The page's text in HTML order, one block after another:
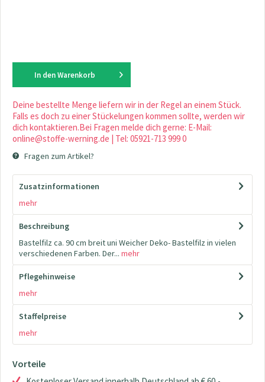
In den Warenkorb
Deine bestellte Menge liefern wir in der Regel an einem Stück.
Falls es doch zu einer Stückelungen kommen sollte, werden wir
dich kontaktieren.Bei Fragen melde dich gerne: E-Mail:
online@stoffe-werning.de | Tel: 05921-713 999 0
Fragen zum Artikel?
Zusatzinformationen
mehr
Beschreibung
Bastelfilz ca. 90 cm breit uni Weicher Deko- Bastelfilz in vielen
verschiedenen Farben. Der... mehr
Pflegehinweise
mehr
Staffelpreise
mehr
Vorteile